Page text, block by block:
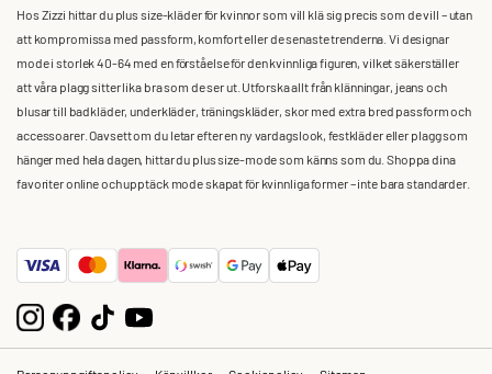
Hos Zizzi hittar du plus size-kläder för kvinnor som vill klä sig precis som de vill – utan
att kompromissa med passform, komfort eller de senaste trenderna. Vi designar
mode i storlek 40-64 med en förståelse för den kvinnliga figuren, vilket säkerställer
att våra plagg sitter lika bra som de ser ut. Utforska allt från klänningar, jeans och
blusar till badkläder, underkläder, träningskläder, skor med extra bred passform och
accessoarer. Oavsett om du letar efter en ny vardagslook, festkläder eller plagg som
hänger med hela dagen, hittar du plus size-mode som känns som du. Shoppa dina
favoriter online och upptäck mode skapat för kvinnliga former – inte bara standarder.